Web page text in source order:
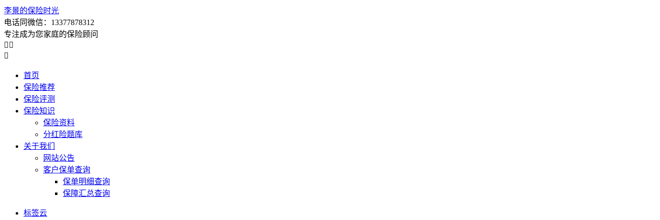
李景的保险时光
电话同微信：13377878312
专注成为您家庭的保险顾问
 

首页
保险推荐
保险评测
保险知识
保险资料
分红险题库
关于我们
网站公告
客户保单查询
保单明细查询
保障汇总查询
标签云